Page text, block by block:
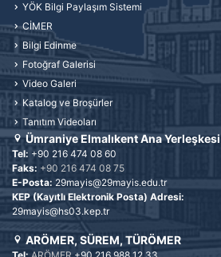
YÖK Bilgi Paylaşım Sistemi
CİMER
Bilgi Edinme
Fotoğraf Galerisi
Video Galeri
Katalog ve Broşürler
Tanıtım Videoları
Ümraniye Elmalıkent Ana Yerleşkesi
Tel: +90 216 474 08 60
Faks: +90 216 474 08 75
E-Posta: 29mayis@29mayis.edu.tr
KEP (Kayıtlı Elektronik Posta) Adresi:
29mayis@hs03.kep.tr
ARÖMER, SÜREM, TÜRÖMER